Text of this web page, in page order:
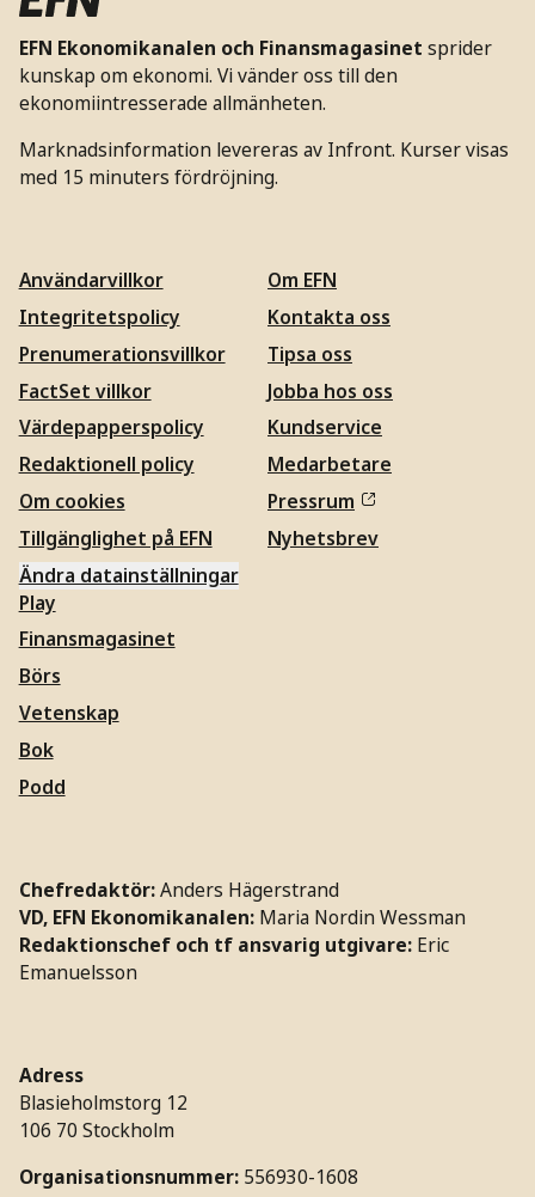
EFN Ekonomikanalen och Finansmagasinet sprider
kunskap om ekonomi. Vi vänder oss till den
ekonomiintresserade allmänheten.
Marknadsinformation levereras av Infront. Kurser visas
med 15 minuters fördröjning.
Användarvillkor
Integritetspolicy
Prenumerationsvillkor
FactSet villkor
Värdepapperspolicy
Redaktionell policy
Om cookies
Tillgänglighet på EFN
Ändra datainställningar
Om EFN
Kontakta oss
Tipsa oss
Jobba hos oss
Kundservice
Medarbetare
Pressrum
Nyhetsbrev
Play
Finansmagasinet
Börs
Vetenskap
Bok
Podd
Chefredaktör:Anders Hägerstrand
VD, EFN Ekonomikanalen: Maria Nordin Wessman
Redaktionschef och tf ansvarig utgivare: Eric
Emanuelsson
Adress
Blasieholmstorg 12
106 70 Stockholm
Organisationsnummer: 556930-1608